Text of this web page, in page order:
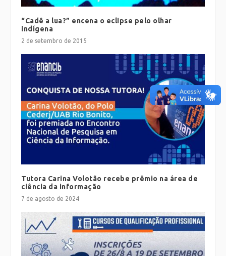
“Cadê a lua?” encena o eclipse pelo olhar
indígena
2 de setembro de 2015
Tutora Carina Volotão recebe prêmio na área de
ciência da informação
7 de agosto de 2024